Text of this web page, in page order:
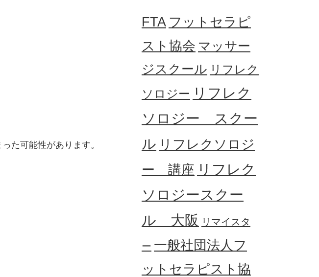
た可能性があります。
FTA フットセラピ
スト協会 マッサー
ジスクール リフレク
ソロジー リフレク
ソロジー スクー
ル リフレクソロジ
ー 講座 リフレク
ソロジースクー
ル 大阪 リマイスタ
ー 一般社団法人フ
ットセラピスト協